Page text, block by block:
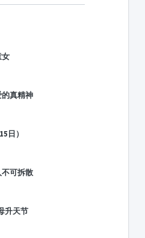
女
真精神
日）
可拆散
升天节